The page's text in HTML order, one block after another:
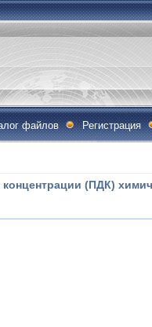
файлов Регистрация
(ПДК)